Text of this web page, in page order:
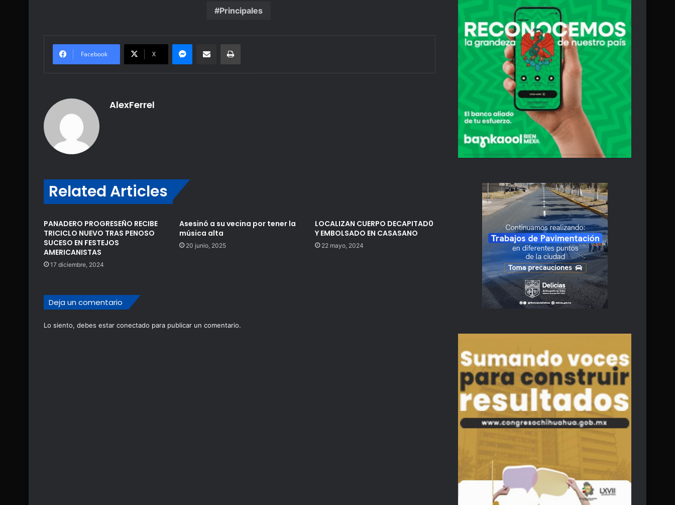
Principales
Facebook X
Messenger
Share via Email Print
AlexFerrel
Related Articles
PANADERO PROGRESEÑO RECIBE
TRICICLO NUEVO TRAS PENOSO
SUCESO EN FESTEJOS
AMERICANISTAS
17 diciembre, 2024
Asesinó a su vecina por tener la
música alta
20 junio, 2025
LOCALIZAN CUERPO DECAPITAD0
Y EMBOLSADO EN CASASANO
22 mayo, 2024
Deja un comentario
Lo siento, debes estar conectado para publicar un comentario.